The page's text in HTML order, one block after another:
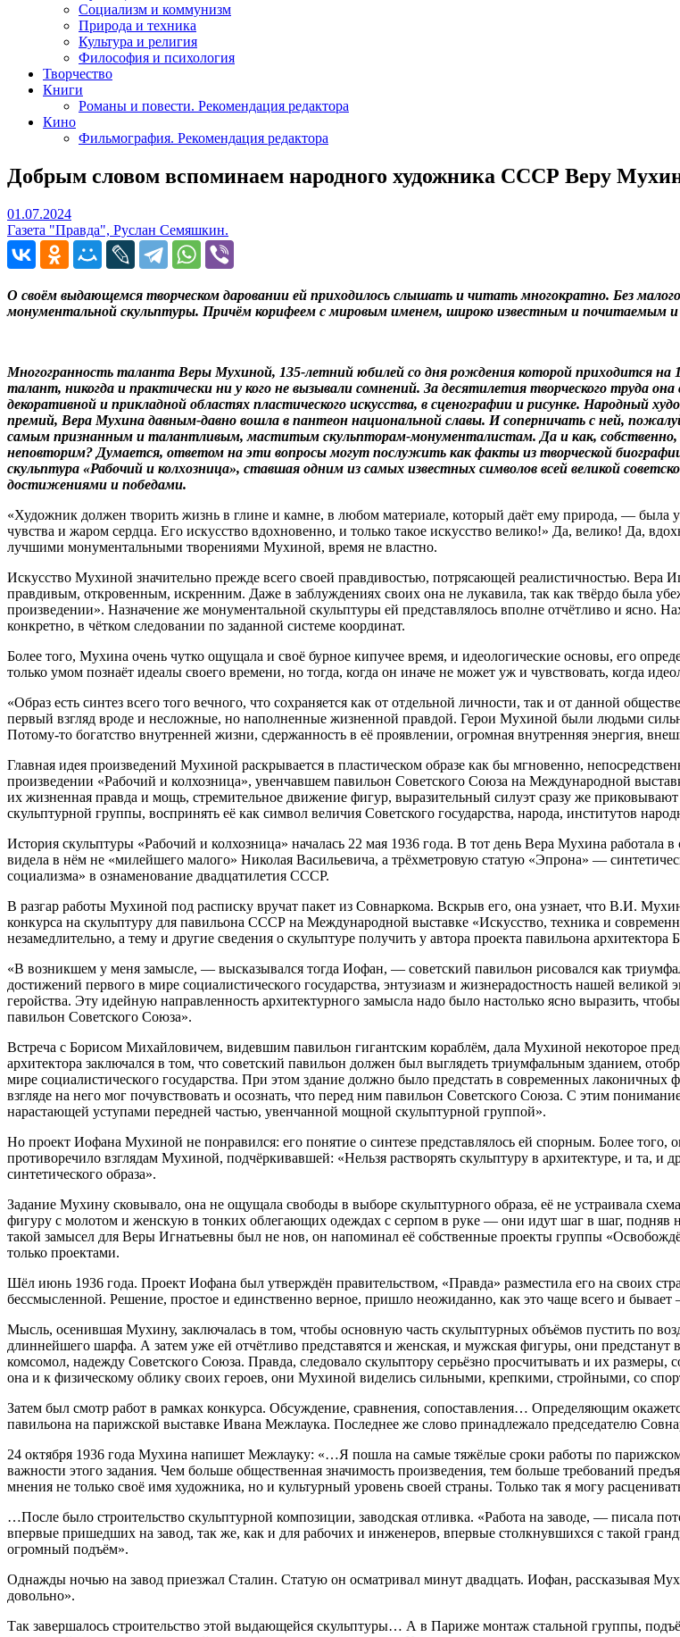
Социализм и коммунизм
Природа и техника
Культура и религия
Философия и психология
Творчество
Книги
Романы и повести. Рекомендация редактора
Кино
Фильмография. Рекомендация редактора
Добрым словом вспоминаем народного художника СССР Веру
01.07.202401.07.2024
Газета "Правда", Руслан Семяшкин.
О своём выдающемся творческом даровании ей приходилось слышать и читать многократно. Без
монументальной скульптуры. Причём корифеем с мировым именем, широко известным и почитаемым и
Многогранность таланта Веры Мухиной, 135-летний юбилей со дня рождения которой приходится
талант, никогда и практически ни у кого не вызывали сомнений. За десятилетия творческого труда
декоративной и прикладной областях пластического искусства, в сценографии и рисунке.
премий, Вера Мухина давным-давно вошла в пантеон национальной славы. И соперничать с ней,
самым признанным и талантливым, маститым скульпторам-монументалистам. Да и как, собственно,
неповторим? Думается, ответом на эти вопросы могут послужить как факты из творческой
скульптура «Рабочий и колхозница», ставшая одним из самых известных символов всей великой
достижениями и победами.
«Художник должен творить жизнь в глине и камне, в любом материале, который даёт ему природа, — была
чувства и жаром сердца. Его искусство вдохновенно, и только такое искусство велико!» Да, велико! Да,
лучшими монументальными творениями Мухиной, время не властно.
Искусство Мухиной значительно прежде всего своей правдивостью, потрясающей реалистичностью. Вера
правдивым, откровенным, искренним. Даже в заблуждениях своих она не лукавила, так как твёрдо была
произведении». Назначение же монументальной скульптуры ей представлялось вполне отчётливо и ясно.
конкретно, в чётком следовании по заданной системе координат.
Более того, Мухина очень чутко ощущала и своё бурное кипучее время, и идеологические основы, его
только умом познаёт идеалы своего времени, но тогда, когда он иначе не может уж и чувствовать, когда
«Образ есть синтез всего того вечного, что сохраняется как от отдельной личности, так и от данной
первый взгляд вроде и несложные, но наполненные жизненной правдой. Герои Мухиной были людьми
Потому-то богатство внутренней жизни, сдержанность в её проявлении, огромная внутренняя энергия,
Главная идея произведений Мухиной раскрывается в пластическом образе как бы мгновенно,
произведении «Рабочий и колхозница», увенчавшем павильон Советского Союза на Международной
их жизненная правда и мощь, стремительное движение фигур, выразительный силуэт сразу же приковывают
скульптурной группы, воспринять её как символ величия Советского государства, народа, институтов
История скульптуры «Рабочий и колхозница» началась 22 мая 1936 года. В тот день Вера Мухина
видела в нём не «милейшего малого» Николая Васильевича, а трёхметровую статую «Эпрона» —
социализма» в ознаменование двадцатилетия СССР.
В разгар работы Мухиной под расписку вручат пакет из Совнаркома. Вскрыв его, она узнает, что В.И.
конкурса на скульптуру для павильона СССР на Международной выставке «Искусство, техника и
незамедлительно, а тему и другие сведения о скульптуре получить у автора проекта павильона архитектора
«В возникшем у меня замысле, — высказывался тогда Иофан, — советский павильон рисовался как
достижений первого в мире социалистического государства, энтузиазм и жизнерадостность нашей великой
геройства. Эту идейную направленность архитектурного замысла надо было настолько ясно выразить,
павильон Советского Союза».
Встреча с Борисом Михайловичем, видевшим павильон гигантским кораблём, дала Мухиной некоторое
архитектора заключался в том, что советский павильон должен был выглядеть триумфальным зданием,
мире социалистического государства. При этом здание должно было предстать в современных
взгляде на него мог почувствовать и осознать, что перед ним павильон Советского Союза. С этим
нарастающей уступами передней частью, увенчанной мощной скульптурной группой».
Но проект Иофана Мухиной не понравился: его понятие о синтезе представлялось ей спорным. Более
противоречило взглядам Мухиной, подчёркивавшей: «Нельзя растворять скульптуру в архитектуре, и та,
синтетического образа».
Задание Мухину сковывало, она не ощущала свободы в выборе скульптурного образа, её не устраивала
фигуру с молотом и женскую в тонких облегающих одеждах с серпом в руке — они идут шаг в шаг, подняв
такой замысел для Веры Игнатьевны был не нов, он напоминал её собственные проекты группы
только проектами.
Шёл июнь 1936 года. Проект Иофана был утверждён правительством, «Правда» разместила его на своих
бессмысленной. Решение, простое и единственно верное, пришло неожиданно, как это чаще всего и
Мысль, осенившая Мухину, заключалась в том, чтобы основную часть скульптурных объёмов пустить по
длиннейшего шарфа. А затем уже ей отчётливо представятся и женская, и мужская фигуры, они
комсомол, надежду Советского Союза. Правда, следовало скульптору серьёзно просчитывать и их
она и к физическому облику своих героев, они Мухиной виделись сильными, крепкими, стройными, со
Затем был смотр работ в рамках конкурса. Обсуждение, сравнения, сопоставления… Определяющим
павильона на парижской выставке Ивана Межлаука. Последнее же слово принадлежало председателю
24 октября 1936 года Мухина напишет Межлауку: «…Я пошла на самые тяжёлые сроки работы по
важности этого задания. Чем больше общественная значимость произведения, тем больше требований
мнения не только своё имя художника, но и культурный уровень своей страны. Только так я могу
…После было строительство скульптурной композиции, заводская отливка. «Работа на заводе, — писала
впервые пришедших на завод, так же, как и для рабочих и инженеров, впервые столкнувшихся с такой
огромный подъём».
Однажды ночью на завод приезжал Сталин. Статую он осматривал минут двадцать. Иофан, рассказывая
довольно».
Так завершалось строительство этой выдающейся скульптуры… А в Париже монтаж стальной группы,